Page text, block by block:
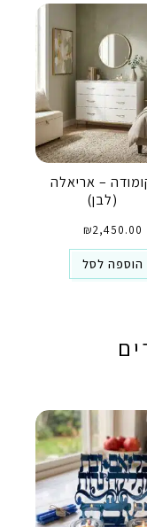
– אריאלה
(לבן)
₪2,450.00
הוספה לסל